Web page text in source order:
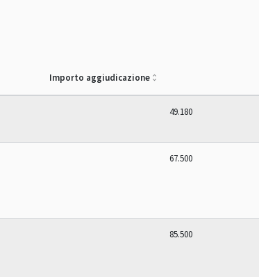
Importo aggiudicazione
49.180
67.500
85.500